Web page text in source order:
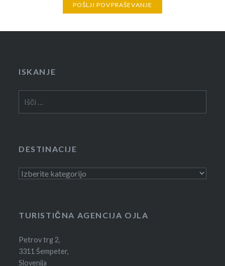
POŠLJI POVPRAŠEVANJE
ISKANJE
DESTINACIJE
Destinacije
TURISTIČNA AGENCIJA OJLA
Petrov trg 2,
3311 Šempeter,
Slovenija